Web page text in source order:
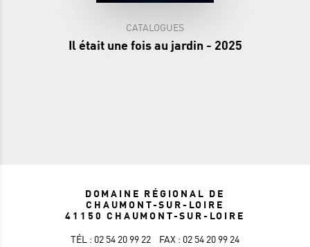
CATALOGUES
Il était une fois au jardin - 2025
DOMAINE RÉGIONAL DE
CHAUMONT-SUR-LOIRE
41150 CHAUMONT-SUR-LOIRE
TÉL : 02 54 20 99 22 FAX : 02 54 20 99 24